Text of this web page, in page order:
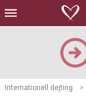
Internationell dejting >